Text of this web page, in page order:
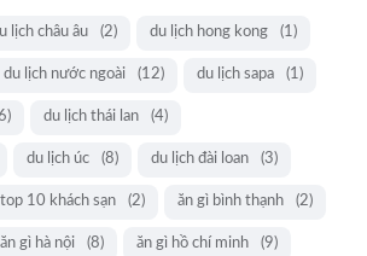
lịch châu âu (2) du lịch hong kong (1)
du lịch nước ngoài (12) du lịch sapa (1)
du lịch thái lan (4)
du lịch úc (8) du lịch đài loan (3)
top 10 khách sạn (2) ăn gì bình thạnh (2)
ăn gì hà nội (8) ăn gì hồ chí minh (9)